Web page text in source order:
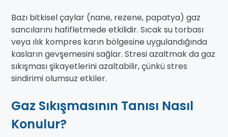
Bazı bitkisel çaylar (nane, rezene, papatya) gaz
sancılarını hafifletmede etkilidir. Sıcak su torbası
veya ılık kompres karın bölgesine uygulandığında
kasların gevşemesini sağlar. Stresi azaltmak da gaz
sıkışması şikayetlerini azaltabilir, çünkü stres
sindirimi olumsuz etkiler.
Gaz Sıkışmasının Tanısı Nasıl
Konulur?